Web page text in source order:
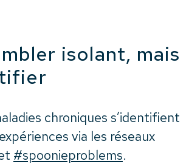
isolant, mais
chroniques s’identifient
via les réseaux
#spoonieproblems.